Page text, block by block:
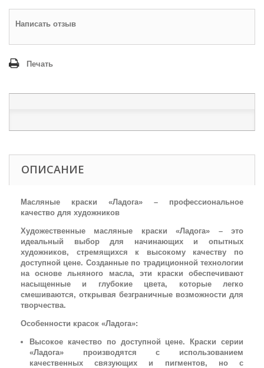
Написать отзыв
Печать
ОПИСАНИЕ
Масляные краски «Ладога» – профессиональное
качество для художников
Художественные масляные краски «Ладога» – это
идеальный выбор для начинающих и опытных
художников, стремящихся к высокому качеству по
доступной цене. Созданные по традиционной технологии
на основе льняного масла, эти краски обеспечивают
насыщенные и глубокие цвета, которые легко
смешиваются, открывая безграничные возможности для
творчества.
Особенности красок «Ладога»:
Высокое качество по доступной цене. Краски серии
«Ладога» производятся с использованием
качественных связующих и пигментов, но с